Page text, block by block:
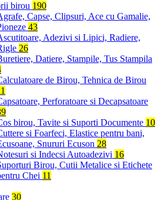
birou 190
Capse, Clipsuri, Ace cu Gamalie,
43
Adezivi si Lipici, Radiere,
26
Datiere, Stampile, Tus Stampila
de Birou, Tehnica de Birou
Perforatoare si Decapsatoare
birou, Tavite si Suporti Documente 10
si Foarfeci, Elastice pentru bani,
Snururi Ecuson 28
si Indecsi Autoadezivi 16
Birou, Cutii Metalice si Etichete
Chei 11
30